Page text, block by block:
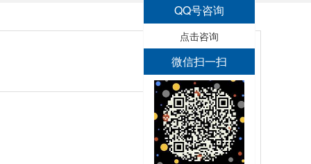
QQ号咨询
点击咨询
微信扫一扫